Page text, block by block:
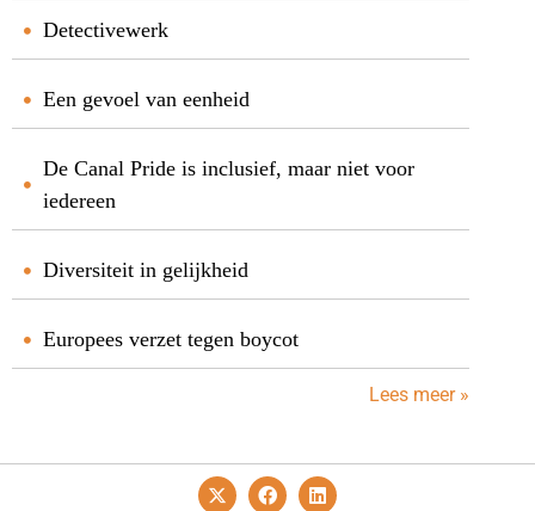
Detectivewerk
Een gevoel van eenheid
De Canal Pride is inclusief, maar niet voor
iedereen
Diversiteit in gelijkheid
Europees verzet tegen boycot
Lees meer »